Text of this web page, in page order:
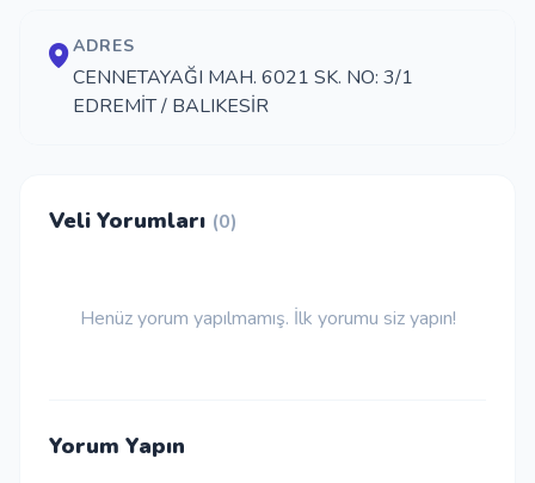
Okul Ekle
ADRES
CENNETAYAĞI MAH. 6021 SK. NO: 3/1
EDREMİT / BALIKESİR
Veli Yorumları (0)
Henüz yorum yapılmamış. İlk yorumu siz yapın!
Yorum Yapın